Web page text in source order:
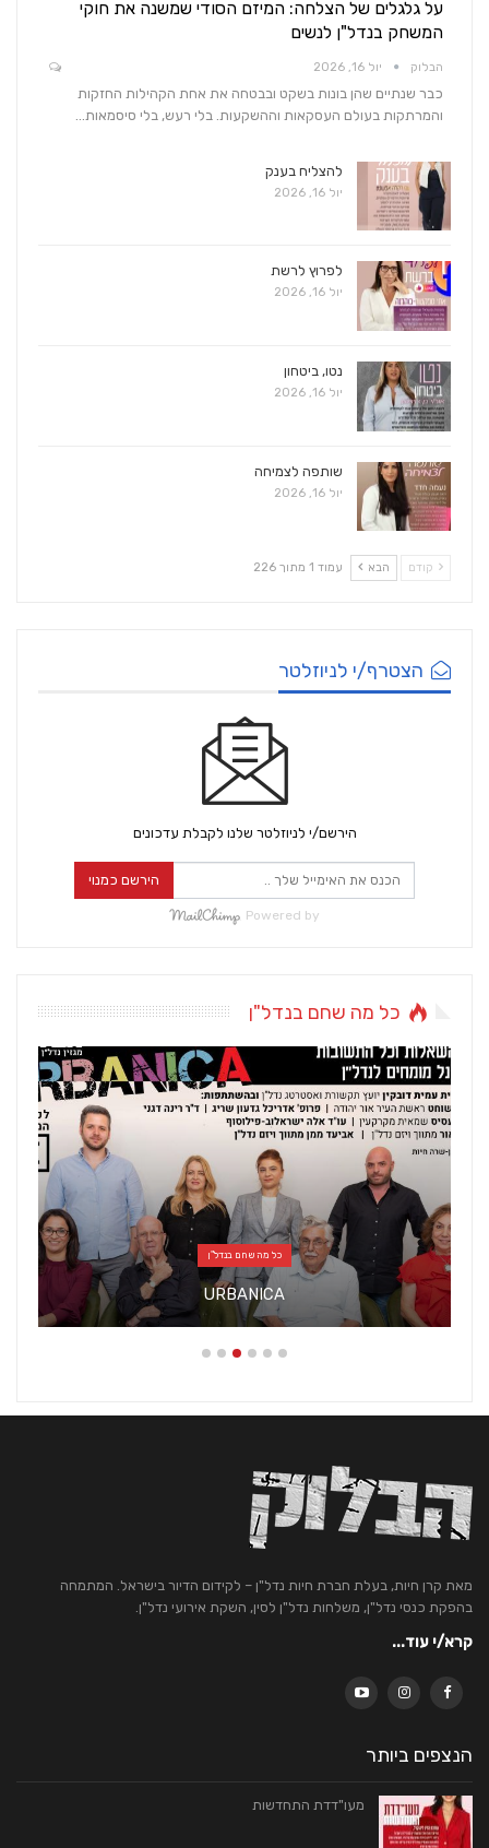
על גלגלים של הצלחה: המיזם הסודי שמשנה את חוקי
המשחק בנדל"ן לנשים
הבלוק יול 16, 2026
כבר שנתיים שהן בונות בשקט ובבטחה את אחת הקהילות החזקות
והמרתקות בעולם העסקאות וההשקעות. בלי רעש, בלי סיסמאות…
להצליח בענק
יול 16, 2026
לפרוץ לרשת
יול 16, 2026
נטו, ביטחון
יול 16, 2026
שותפה לצמיחה
יול 16, 2026
קודם הבא עמוד 1 מתוך 226
הצטרף/י לניוזלטר
הירשם/י לניוזלטר שלנו לקבלת עדכונים
הירשם כמנוי
Powered by
כל מה שחם בנדל"ן
כל מה שחם בנדל"ן
URBANICA
מאת קרן חיות, בעלת חברת חיות נדל"ן – לקידום הדיור בישראל. המתמחה
בהפקת כנסי נדל"ן, משלחות נדל"ן לסין, השקת אירועי נדל"ן.
קרא/י עוד...
הנצפים ביותר
מעו"דדת התחדשות